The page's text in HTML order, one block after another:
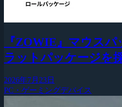
『ZOWIE』マウス
ラットパッケージを
2026年7月23日
PC・ゲーミングデバイス